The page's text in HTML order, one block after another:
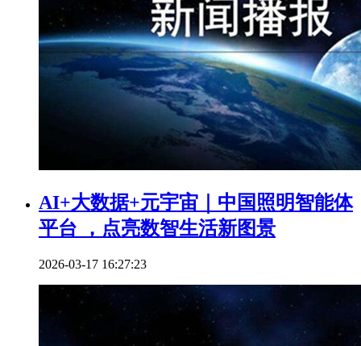
AI+大数据+元宇宙｜中国照明智能体
平台 ，点亮数智生活新图景
2026-03-17 16:27:23